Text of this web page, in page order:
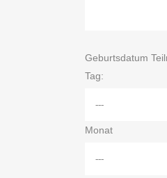
Geburtsdatum
Tag:
Monat